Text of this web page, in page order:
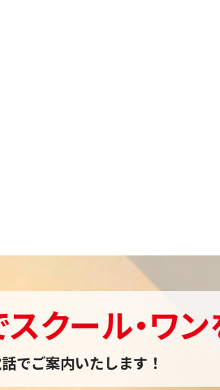
スクール・ワ
でご案内いたします！